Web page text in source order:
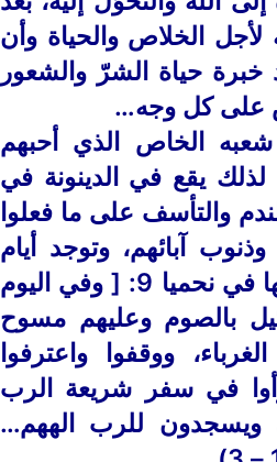
الخلاص والحياة وأن
خبرة حياة الشرّ والشعور
على كل وجه…
شعبه الخاص الذي أحبهم
يقع في الدينونة في
والتأسف على ما فعلوا
آبائهم، وتوجد أيام
للتوبة في إسرائيل لكافة جموع الشعب نجد ملامحها في نحميا 9: [ وفي اليوم
بالصوم وعليهم مسوح
ووقفوا واعترفوا
في سفر شريعة الرب
ويسجدون للرب الههم…